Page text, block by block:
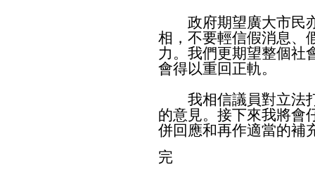
政府期望廣大市民亦
相，不要輕信假消息、
力。我們更期望整個社
會得以重回正軌。
我相信議員對立法打
的意見。接下來我將會
併回應和再作適當的補
完